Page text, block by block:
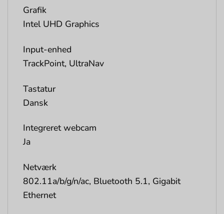
Grafik
Intel UHD Graphics
Input-enhed
TrackPoint, UltraNav
Tastatur
Dansk
Integreret webcam
Ja
Netværk
802.11a/b/g/n/ac, Bluetooth 5.1, Gigabit
Ethernet